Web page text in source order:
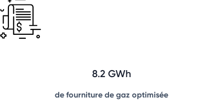
8.2 GWh
de fourniture de gaz optimisée